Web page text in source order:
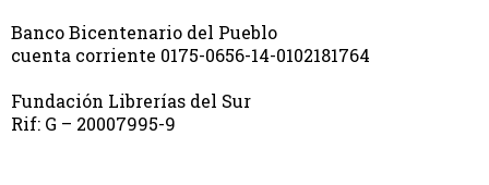
Banco Bicentenario del Pueblo
cuenta corriente 0175-0656-14-0102181764
Fundación Librerías del Sur
Rif: G – 20007995-9